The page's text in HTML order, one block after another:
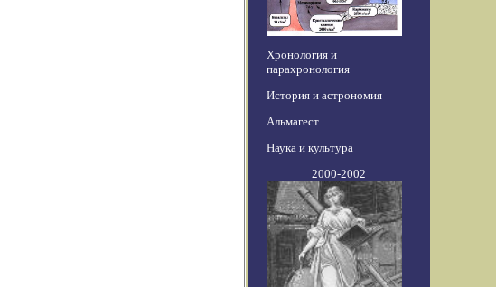
Хронология и
парахронология
История и астрономия
Альмагест
Наука и культура
2000-2002